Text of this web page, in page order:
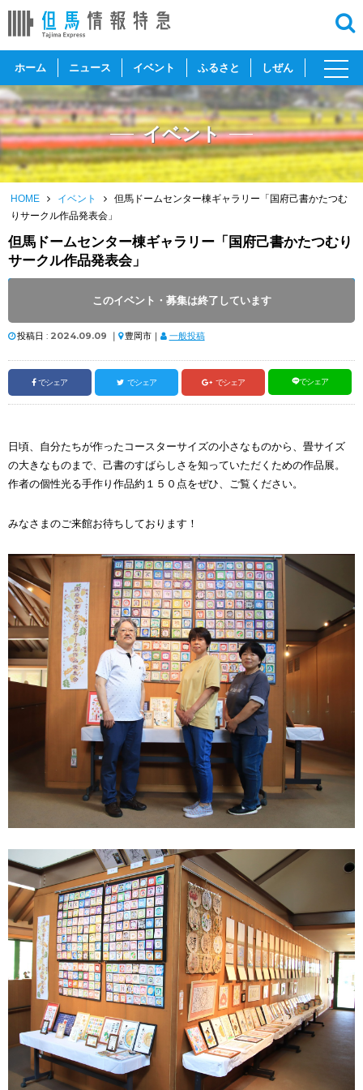
ホーム ニュース イベント ふるさと しぜん
toggle
イベント
HOME イベント
但馬ドームセンター棟ギャラリー「国府己書かたつむ
りサークル作品発表会」
但馬ドームセンター棟ギャラリー「国府己書かたつむり
サークル作品発表会」
このイベント・募集は終了しています
開催時間 : 9:00 ～ 17:00
投稿日 : 2024.09.09 ｜ 豊岡市｜ 一般投稿
でシェア でシェア でシェア でシェア
日頃、自分たちが作ったコースターサイズの小さなものから、畳サイズ
の大きなものまで、己書のすばらしさを知っていただくための作品展。
作者の個性光る手作り作品約１５０点をぜひ、ご覧ください。
みなさまのご来館お待ちしております！